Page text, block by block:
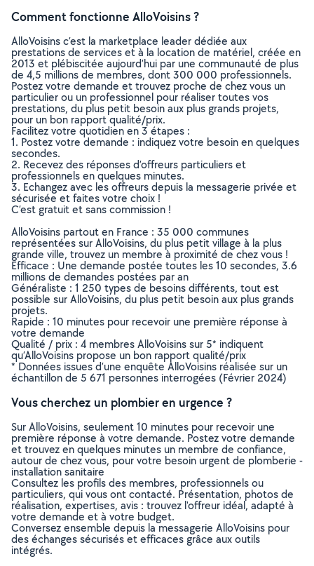
Comment fonctionne AlloVoisins ?
AlloVoisins c’est la marketplace leader dédiée aux
prestations de services et à la location de matériel, créée en
2013 et plébiscitée aujourd’hui par une communauté de plus
de 4,5 millions de membres, dont 300 000 professionnels.
Postez votre demande et trouvez proche de chez vous un
particulier ou un professionnel pour réaliser toutes vos
prestations, du plus petit besoin aux plus grands projets,
pour un bon rapport qualité/prix.
Facilitez votre quotidien en 3 étapes :
1. Postez votre demande : indiquez votre besoin en quelques
secondes.
2. Recevez des réponses d’offreurs particuliers et
professionnels en quelques minutes.
3. Echangez avec les offreurs depuis la messagerie privée et
sécurisée et faites votre choix !
C’est gratuit et sans commission !
AlloVoisins partout en France : 35 000 communes
représentées sur AlloVoisins, du plus petit village à la plus
grande ville, trouvez un membre à proximité de chez vous !
Efficace : Une demande postée toutes les 10 secondes, 3.6
millions de demandes postées par an
Généraliste : 1 250 types de besoins différents, tout est
possible sur AlloVoisins, du plus petit besoin aux plus grands
projets.
Rapide : 10 minutes pour recevoir une première réponse à
votre demande
Qualité / prix : 4 membres AlloVoisins sur 5* indiquent
qu’AlloVoisins propose un bon rapport qualité/prix
* Données issues d’une enquête AlloVoisins réalisée sur un
échantillon de 5 671 personnes interrogées (Février 2024)
Vous cherchez un plombier en urgence ?
Sur AlloVoisins, seulement 10 minutes pour recevoir une
première réponse à votre demande. Postez votre demande
et trouvez en quelques minutes un membre de confiance,
autour de chez vous, pour votre besoin urgent de plomberie -
installation sanitaire
Consultez les profils des membres, professionnels ou
particuliers, qui vous ont contacté. Présentation, photos de
réalisation, expertises, avis : trouvez l'offreur idéal, adapté à
votre demande et à votre budget.
Conversez ensemble depuis la messagerie AlloVoisins pour
des échanges sécurisés et efficaces grâce aux outils
intégrés.